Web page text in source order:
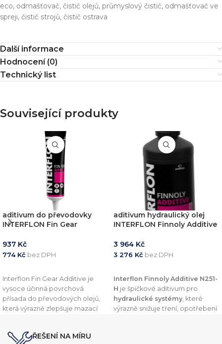
eco, odmašťovač, čistič olejů, průmyslový čistič, odmašťovač ve
spreji, čistič strojů, čistič ostrava
Další informace
Hodnocení (0)
Technický list
Související produkty
aditivum do převodovky
INTERFLON Fin Gear
937 Kč
774 Kč bez DPH
Interflon Fin Gear Additive je
vysoce účinná povrchová
přísada do převodových olejů,
která výrazně zlepšuje mazací
převodových systémů. Obsahuje
aditivum hydraulický olej
INTERFLON Finnoly Additive
3 964 Kč
3 276 Kč bez DPH
Interflon Finnoly Additive N251-
H je špičkové aditivum pro
hydraulické systémy, které
výrazně snižuje tření, opotřebení
ŘEŠENÍ NA MÍRU